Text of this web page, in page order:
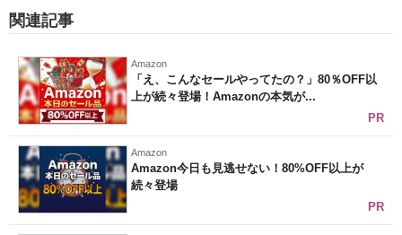
関連記事
Amazon
「え、こんなセールやってたの？」80％OFF以
上が続々登場！Amazonの本気が...
PR
Amazon
Amazon今日も見逃せない！80%OFF以上が
続々登場
PR